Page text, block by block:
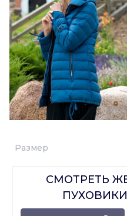
Размер
СМОТРЕТЬ